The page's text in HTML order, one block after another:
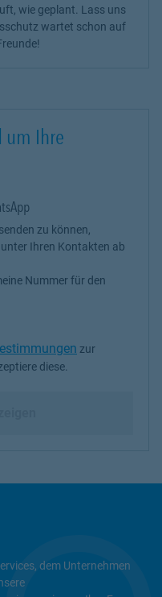
wie geplant. Lass uns
wartet schon auf
um Ihre
zu können,
Ihren Kontakten ab
Nummer für den
zur Kenntnis
zur
diese.
dem Unternehmen